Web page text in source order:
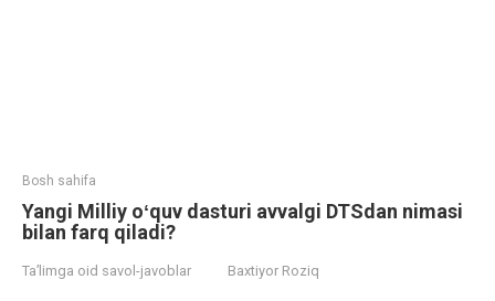
Bosh sahifa
Yangi Milliy oʻquv dasturi avvalgi DTSdan nimasi
bilan farq qiladi?
Ta’limga oid savol-javoblar Baxtiyor Roziq